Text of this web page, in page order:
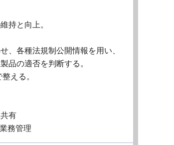
持と向上。
、各種法規制公開情報を用い、
品の適否を判断する。
える。
有
務管理